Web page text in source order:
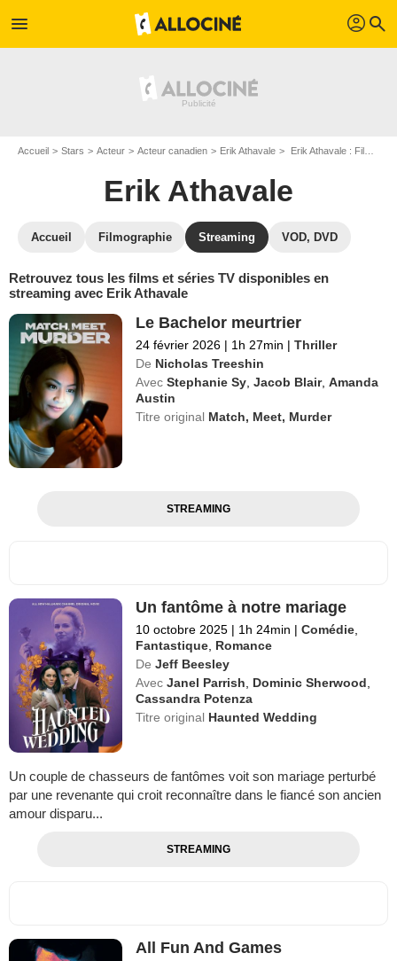
menu profil search
Accueil Stars Acteur Acteur canadien Erik Athavale Erik Athavale : Films et séries online
Erik Athavale
Accueil Filmographie Streaming VOD, DVD
Retrouvez tous les films et séries TV disponibles en
streaming avec Erik Athavale
Le Bachelor meurtrier
24 février 2026 | 1h 27min | Thriller
De Nicholas Treeshin
Avec Stephanie Sy ,Jacob Blair,Amanda
Austin
Titre original Match, Meet, Murder
STREAMING
Un fantôme à notre mariage
10 octobre 2025 | 1h 24min | Comédie
Fantastique Romance
De Jeff Beesley
Avec Janel Parrish Dominic Sherwood
Cassandra Potenza
Titre original Haunted Wedding
Un couple de chasseurs de fantômes voit son mariage perturbé
par une revenante qui croit reconnaître dans le fiancé son ancien
amour disparu...
STREAMING
All Fun And Games